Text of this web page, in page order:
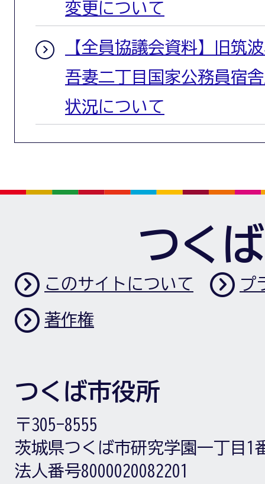
変更について
【全員協議会資料】旧筑
吾妻二丁目国家公務員宿
状況について
つく
このサイトについて プ
著作権
つくば市役所
〒305-8555
茨城県つくば市研究学園一丁目1
法人番号8000020082201